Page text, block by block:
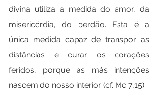
divina utiliza a medida do amor, da
misericórdia, do perdão. Esta é a
única medida capaz de transpor as
distâncias e curar os corações
feridos, porque as más intenções
nascem do nosso interior (cf. Mc 7,15).